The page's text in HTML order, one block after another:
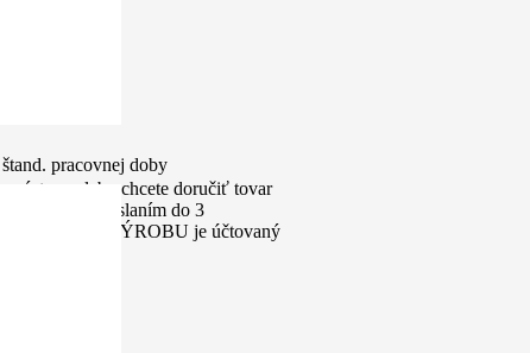
pracovnej doby
výstavu alebo chcete doručiť tovar
výrobu s odoslaním do 3
EXPRESNÚ VÝROBU je účtovaný